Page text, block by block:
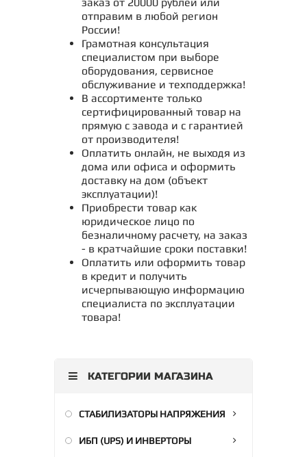
отправим в любой регион
России!
Грамотная консультация
специалистом при выборе
оборудования, сервисное
обслуживание и техподдержка!
В ассортименте только
сертифицированный товар на
прямую с завода и с гарантией
от производителя!
Оплатить онлайн, не выходя из
дома или офиса и оформить
доставку на дом (объект
эксплуатации)!
Приобрести товар как
юридическое лицо по
безналичному расчету, на заказ
- в кратчайшие сроки поставки!
Оплатить или оформить товар
в кредит и получить
исчерпывающую информацию
специалиста по эксплуатации
товара!
КАТЕГОРИИ МАГАЗИНА
СТАБИЛИЗАТОРЫ НАПРЯЖЕНИЯ
ИБП (UPS) И ИНВЕРТОРЫ